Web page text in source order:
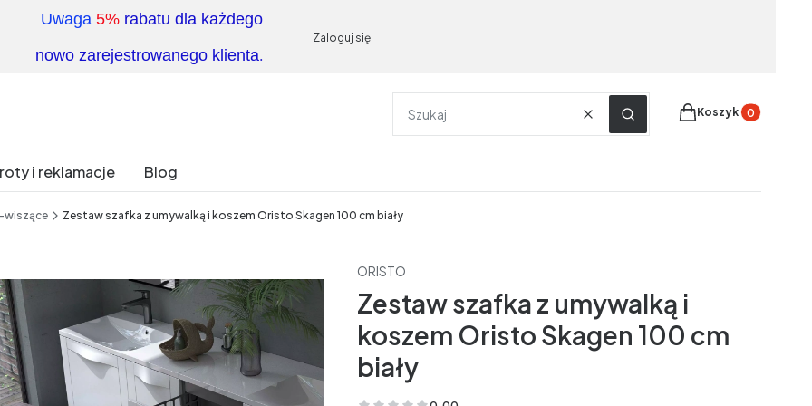
Uwaga 5% rabatu dla każdego
nowo zarejestrowanego klienta.
Zaloguj się
WyczyśćSzukaj
Produkty w
Koszyk
i reklamacje Blog
wiszące Zestaw szafka z umywalką i koszem Oristo Skagen 100 cm biały
ORISTO
Zestaw szafka z umywalką i
koszem Oristo Skagen 100 cm
biały